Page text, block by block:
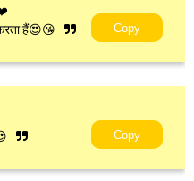
हैं😍😘
Copy
Copy